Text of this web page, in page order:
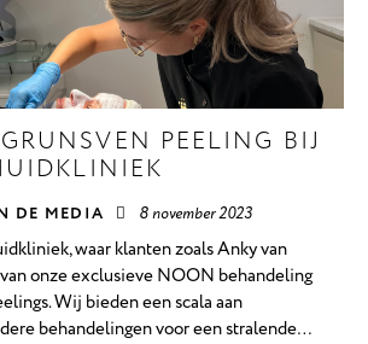
PEELING BIJ
DE MEDIA 8 november 2023
waar klanten zoals Anky van
onze exclusieve NOON behandeling
Wij bieden een scala aan
behandelingen voor een stralende…